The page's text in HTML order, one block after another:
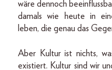
wäre dennoch
damals wie heute in
leben, die genau das
Aber Kultur ist nichts,
existiert. Kultur sind wir